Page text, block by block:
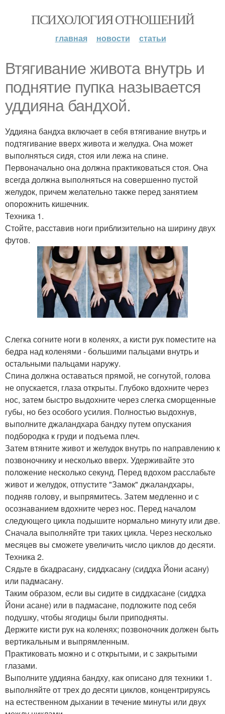
ПСИХОЛОГИЯ ОТНОШЕНИЙ
главная новости статьи
Втягивание живота внутрь и
поднятие пупка называется
уддияна бандхой.
Уддияна бандха включает в себя втягивание внутрь и
подтягивание вверх живота и желудка. Она может
выполняться сидя, стоя или лежа на спине.
Первоначально она должна практиковаться стоя. Она
всегда должна выполняться на совершенно пустой
желудок, причем желательно также перед занятием
опорожнить кишечник.
Техника 1.
Стойте, расставив ноги приблизительно на ширину двух
футов.
Слегка согните ноги в коленях, а кисти рук поместите на
бедра над коленями - большими пальцами внутрь и
остальными пальцами наружу.
Спина должна оставаться прямой, не согнутой, голова
не опускается, глаза открыты. Глубоко вдохните через
нос, затем быстро выдохните через слегка сморщенные
губы, но без особого усилия. Полностью выдохнув,
выполните джаландхара бандху путем опускания
подбородка к груди и подъема плеч.
Затем втяните живот и желудок внутрь по направлению к
позвоночнику и несколько вверх. Удерживайте это
положение несколько секунд. Перед вдохом расслабьте
живот и желудок, отпустите "Замок" джаландхары,
подняв голову, и выпрямитесь. Затем медленно и с
осознаванием вдохните через нос. Перед началом
следующего цикла подышите нормально минуту или две.
Сначала выполняйте три таких цикла. Через несколько
месяцев вы сможете увеличить число циклов до десяти.
Техника 2.
Сядьте в бхадрасану, сиддхасану (сиддха Йони асану)
или падмасану.
Таким образом, если вы сидите в сиддхасане (сиддха
Йони асане) или в падмасане, подложите под себя
подушку, чтобы ягодицы были приподняты.
Держите кисти рук на коленях; позвоночник должен быть
вертикальным и выпрямленным.
Практиковать можно и с открытыми, и с закрытыми
глазами.
Выполните уддияна бандху, как описано для техники 1.
выполняйте от трех до десяти циклов, концентрируясь
на естественном дыхании в течение минуты или двух